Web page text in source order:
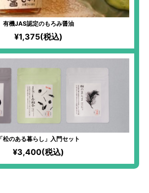
有機JAS認定のもろみ醤油
¥1,375(税込)
「松のある暮らし」入門セット
¥3,400(税込)